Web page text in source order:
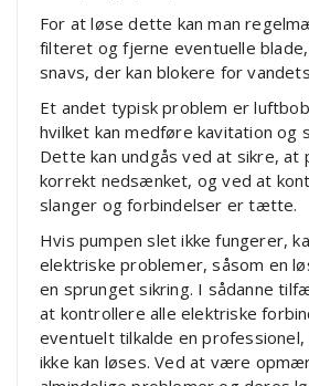
For at løse dette kan man
filteret og fjerne eventuelle
snavs, der kan blokere for
Et andet typisk problem er
hvilket kan medføre kavitation og
Dette kan undgås ved at sikre, at
korrekt nedsænket, og ved at
slanger og forbindelser er tætte.
Hvis pumpen slet ikke fungerer,
elektriske problemer, såsom en
en sprunget sikring. I sådanne
at kontrollere alle elektriske
eventuelt tilkalde en
ikke kan løses. Ved at være